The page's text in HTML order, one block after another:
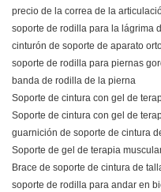
precio de la correa de la
soporte de rodilla para la lágrima
cinturón de soporte de aparato
soporte de rodilla para piernas
banda de rodilla de la pierna
Soporte de cintura con gel de
Soporte de cintura con gel de
guarnición de soporte de cintura
Soporte de gel de terapia
Brace de soporte de cintura de
soporte de rodilla para andar en